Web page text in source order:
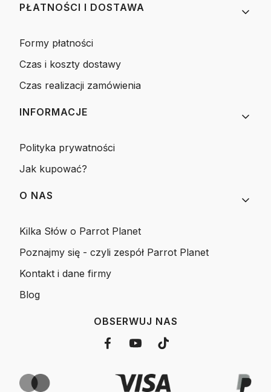
PŁATNOŚCI I DOSTAWA
Formy płatności
Czas i koszty dostawy
Czas realizacji zamówienia
INFORMACJE
Polityka prywatności
Jak kupować?
O NAS
Kilka Słów o Parrot Planet
Poznajmy się - czyli zespół Parrot Planet
Kontakt i dane firmy
Blog
OBSERWUJ NAS